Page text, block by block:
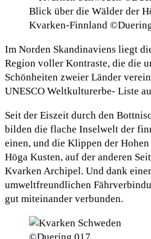
Blick über die Wälder der
Kvarken-Finnland
Im Norden Skandinaviens liegt
Region voller Kontraste, die die
Schönheiten zweier Länder
UNESCO Weltkulturerbe- Liste
Seit der Eiszeit durch den
bilden die flache Inselwelt der
einen, und die Klippen der
Höga Kusten, auf der anderen
Kvarken Archipel. Und dank
umweltfreundlichen
gut miteinander verbunden.